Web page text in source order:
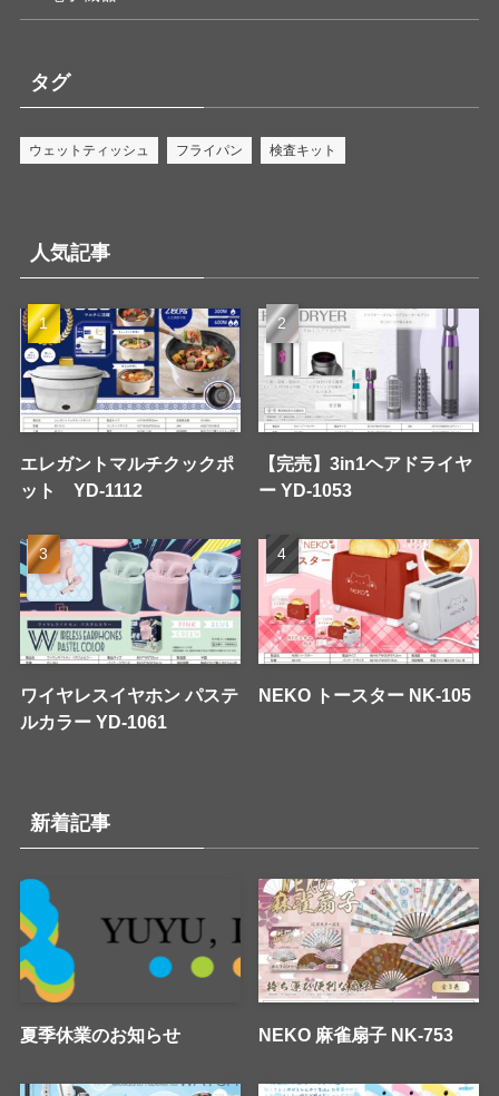
タグ
ウェットティッシュ フライパン 検査キット
人気記事
エレガントマルチクックポ
ット YD-1112
【完売】3in1ヘアドライヤ
ー YD-1053
ワイヤレスイヤホン パステ
ルカラー YD-1061
NEKO トースター NK-105
新着記事
夏季休業のお知らせ NEKO 麻雀扇子 NK-753